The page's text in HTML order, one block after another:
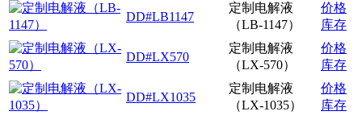
DD#LB1147
定制电解液
（LB-1147）
价格
库存
DD#LX570
定制电解液
（LX-570）
价格
库存
DD#LX1035
定制电解液
（LX-1035）
价格
库存